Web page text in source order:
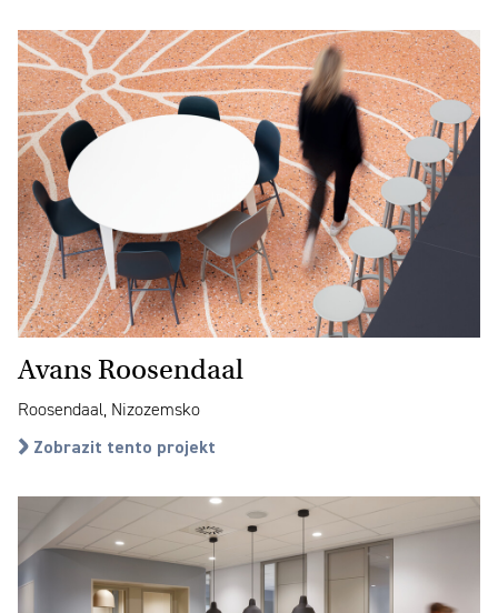
Avans Roosendaal
Roosendaal, Nizozemsko
Zobrazit tento projekt